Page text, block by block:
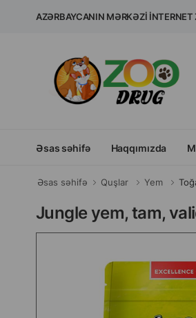
AZƏRBAYCANIN MƏRKƏZI
Əsas səhifə Haqqımızda
Əsas səhifə Quşlar Yem
Jungle yem, tam,